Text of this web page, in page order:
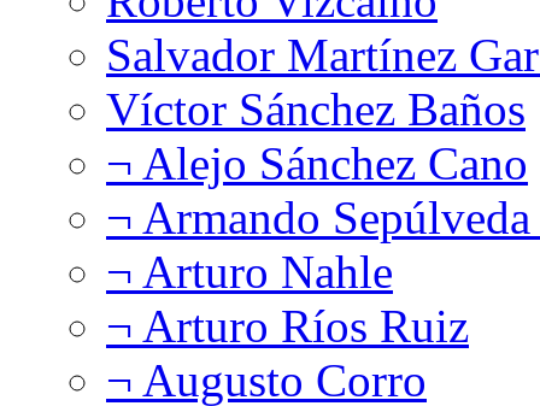
Salvador Martínez
Víctor Sánchez Baños
¬ Alejo Sánchez Cano
¬ Armando
¬ Arturo Nahle
¬ Arturo Ríos Ruiz
¬ Augusto Corro